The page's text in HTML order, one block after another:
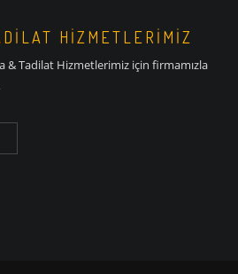
HİZMETLERİMİZ
& Tadilat Hizmetlerimiz için firmamızla